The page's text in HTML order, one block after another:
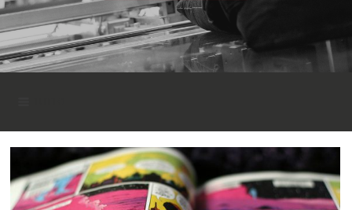
TUTTO
CARTA
COMUNICAZIONE